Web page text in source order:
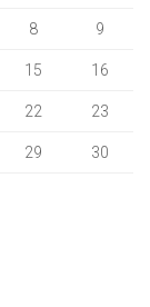
8 9
15 16
22 23
29 30